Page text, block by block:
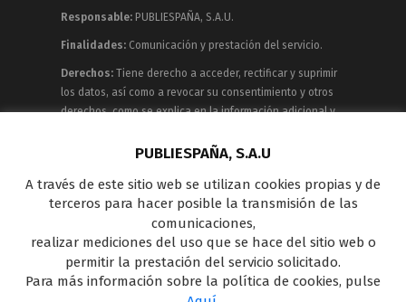
Responsable: PUBLIESPAÑA, S.A.U.
Finalidades: Comunicación y prestación del servicio.
Derechos: Tiene derecho a acceder, rectificar y suprimir
los datos, así como a revocar su consentimiento y otros
derechos, como se explica en la información adicional y
Publiespaña es empresa de Mediaset España
concesionaria del espacio publicitario de sus siete
canales en abierto: Telecinco, Cuatro, Factoría de Ficción,
Boing, Divinity , Energy y Be Mad, así como de una amplia
oferta en el panorama de medios y con una gran
experiencia en la comercialización de diferentes
PUBLIESPAÑA, S.A.U
A través de este sitio web se utilizan cookies propias y de
terceros para hacer posible la transmisión de las
comunicaciones,
realizar mediciones del uso que se hace del sitio web o
permitir la prestación del servicio solicitado.
Para más información sobre la política de cookies, pulse